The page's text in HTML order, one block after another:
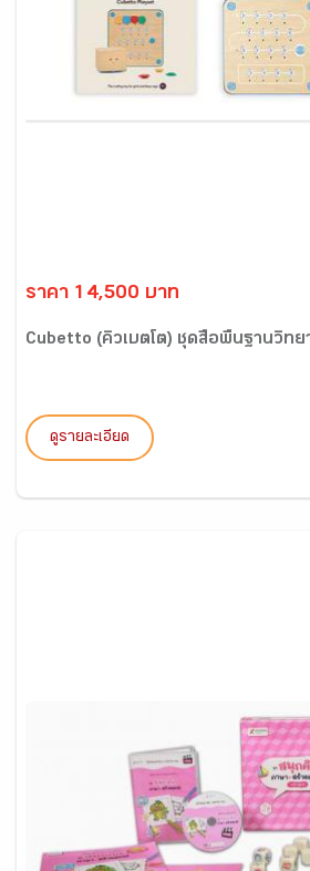
ราคา 14,500 บาท
Cubetto (คิวเบตโต) ชุดสื่อพื้นฐานวิทย
ดูรายละเอียด